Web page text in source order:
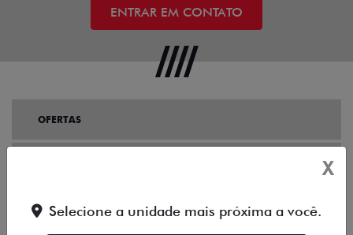
ENTRAR EM CONTATO
OFERTAS
TITANO
X
Selecione a unidade mais próxima a você.